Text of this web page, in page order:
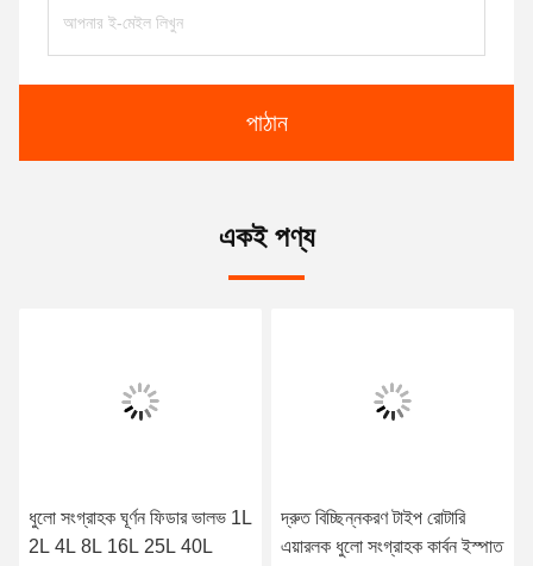
পাঠান
একই পণ্য
ধুলো সংগ্রাহক ঘূর্ণন ফিডার ভালভ 1L
2L 4L 8L 16L 25L 40L
দ্রুত বিচ্ছিন্নকরণ টাইপ রোটারি
এয়ারলক ধুলো সংগ্রাহক কার্বন ইস্পাত